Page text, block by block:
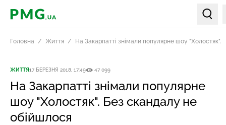
PMG.ua
Головна Життя На Закарпатті знімали популярне шоу "Холостяк".
ЖИТТЯ17 БЕРЕЗНЯ 2018, 17:49 47 099
На Закарпатті знімали популярне
шоу "Холостяк". Без скандалу не
обійшлося